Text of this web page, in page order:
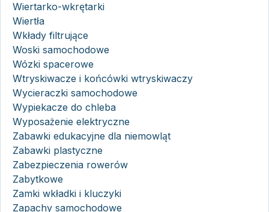
Wiertarko-wkrętarki
Wiertła
Wkłady filtrujące
Woski samochodowe
Wózki spacerowe
Wtryskiwacze i końcówki wtryskiwaczy
Wycieraczki samochodowe
Wypiekacze do chleba
Wyposażenie elektryczne
Zabawki edukacyjne dla niemowląt
Zabawki plastyczne
Zabezpieczenia rowerów
Zabytkowe
Zamki wkładki i kluczyki
Zapachy samochodowe